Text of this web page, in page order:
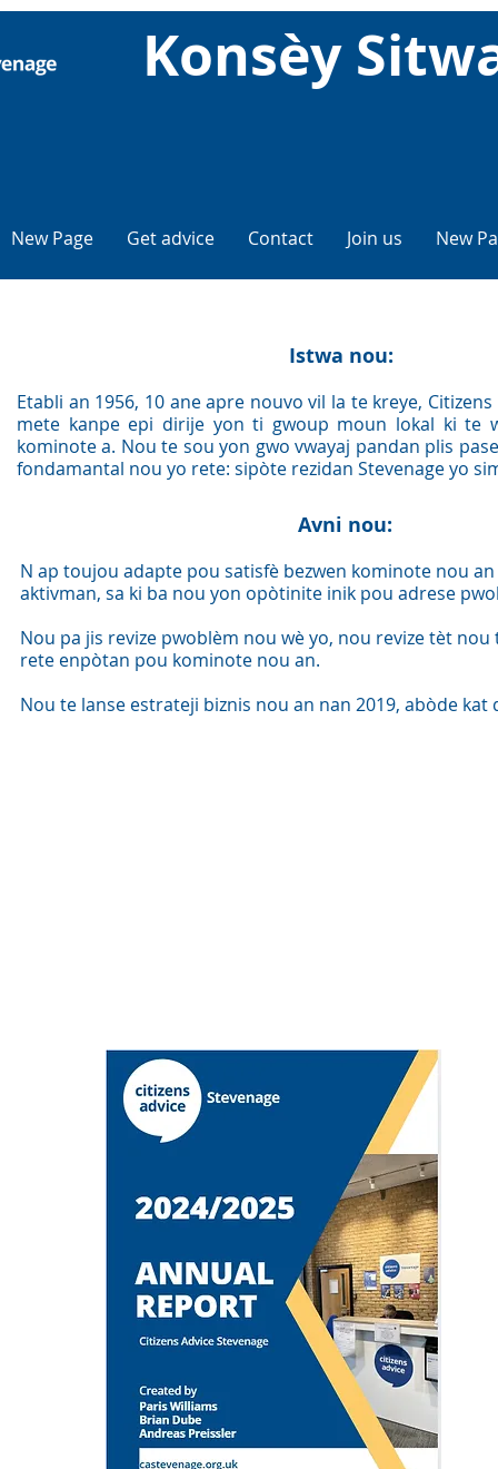
Konsèy
New Page Get advice Contact Join us New
Istwa nou:
Etabli an 1956, 10 ane apre nouvo vil la te kreye,
mete kanpe epi dirije yon ti gwoup moun lokal ki te
kominote a. Nou te sou yon gwo vwayaj pandan plis
fondamantal nou yo rete: sipòte rezidan Stevenage yo
Avni nou:
N ap toujou adapte pou satisfè bezwen kominote nou
aktivman, sa ki ba nou yon opòtinite inik pou adrese
Nou pa jis revize pwoblèm nou wè yo, nou revize tèt
rete enpòtan pou kominote nou an.
Nou te lanse estrateji biznis nou an nan 2019, abòde kat